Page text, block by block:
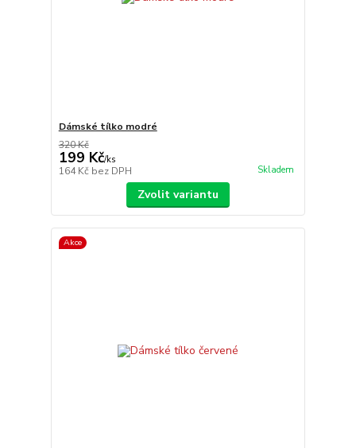
Dámské tílko modré
320 Kč
199 Kč/ks
164 Kč bez DPH Skladem
Zvolit variantu
Akce